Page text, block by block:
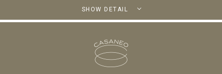
SHOW DETAIL